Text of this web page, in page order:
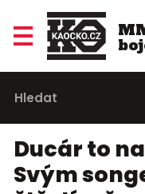
Ducár to
Svým